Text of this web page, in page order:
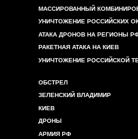
МАССИРОВАННЫЙ
УНИЧТОЖЕНИЕ РОССИЙСКИХ
АТАКА ДРОНОВ НА РЕГИОНЫ
РАКЕТНАЯ АТАКА НА КИЕВ
УНИЧТОЖЕНИЕ РОССИЙСКОЙ
ОБСТРЕЛ
ЗЕЛЕНСКИЙ ВЛАДИМИР
КИЕВ
ДРОНЫ
АРМИЯ РФ